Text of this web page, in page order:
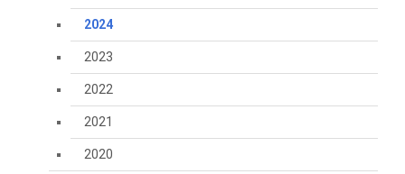
2024
2023
2022
2021
2020